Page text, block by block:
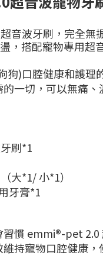
音波牙刷，完全
，搭配寵物專用
狗)口腔健康和護理
一切，可以無痛
刷*1
大*1/ 小*1）
牙膏*1
慣 emmi®-pet 2.0
持寵物口腔健康